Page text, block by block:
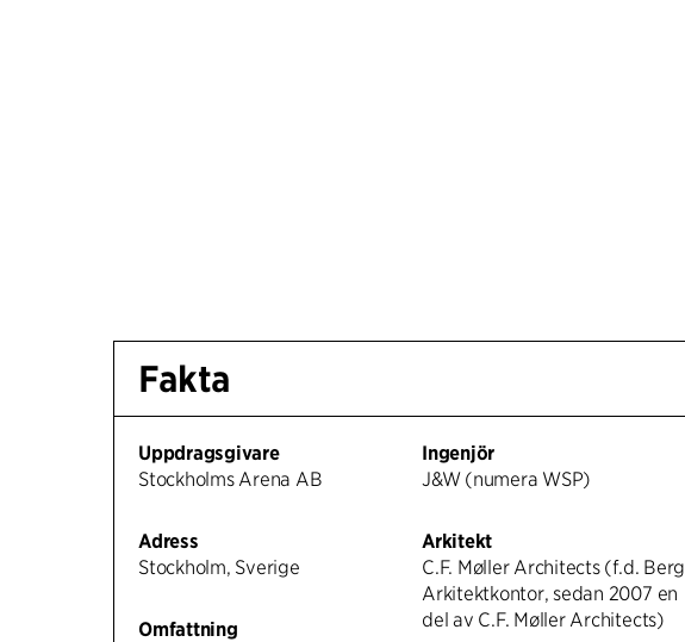
Fakta
Uppdragsgivare
Stockholms Arena AB
Adress
Stockholm, Sverige
Omfattning
Ingenjör
J&W (numera WSP)
Arkitekt
C.F. Møller Architects (f.d. Berg
Arkitektkontor, sedan 2007 en
del av C.F. Møller Architects)